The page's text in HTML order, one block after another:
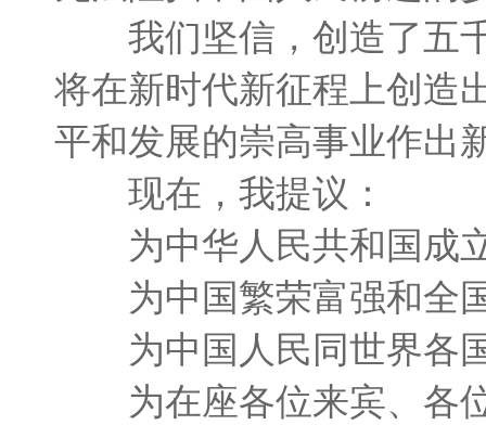
我们坚信，创造了五千
将在新时代新征程上创造
平和发展的崇高事业作出
现在，我提议：
为中华人民共和国成
为中国繁荣富强和全
为中国人民同世界各
为在座各位来宾、各